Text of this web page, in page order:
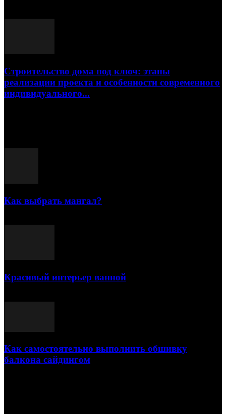
Строительство дома под ключ: этапы
реализации проекта и особенности современного
индивидуального...
Как выбрать мангал?
Красивый интерьер ванной
Как самостоятельно выполнить обшивку
балкона сайдингом